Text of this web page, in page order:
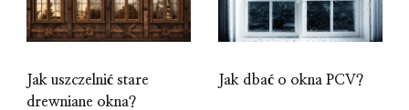
Jak uszczelnić stare
drewniane okna?
Jak dbać o okna PCV?